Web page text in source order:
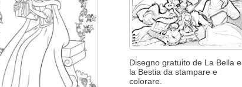
Disegno gratuito de La Bella e
la Bestia da stampare e
colorare.